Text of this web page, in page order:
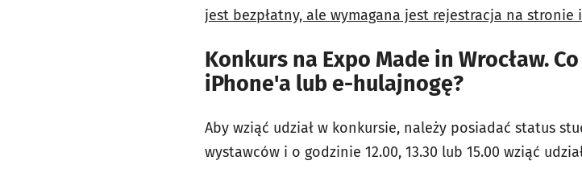
jest bezpłatny, ale wymagana jest rejestracja na
Konkurs na Expo Made in Wrocław.
iPhone'a lub e-hulajnogę?
Aby wziąć udział w konkursie, należy posiadać status
wystawców i o godzinie 12.00, 13.30 lub 15.00 wziąć